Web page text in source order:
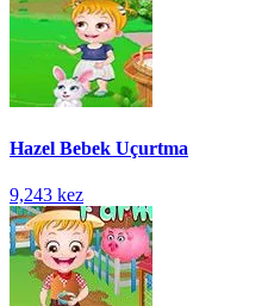
Hazel Bebek Uçurtma
9,243 kez